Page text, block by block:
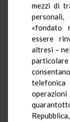
mezzi di
«fondato
essere
altresì –
telefonica